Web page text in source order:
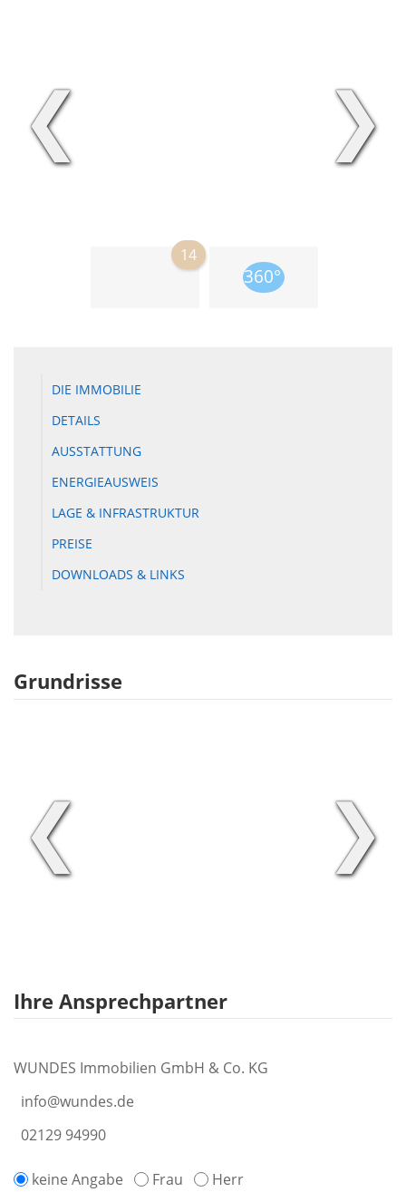
❮ ❯
14
DIE IMMOBILIE
DETAILS
AUSSTATTUNG
ENERGIEAUSWEIS
LAGE & INFRASTRUKTUR
PREISE
DOWNLOADS & LINKS
Grundrisse
❮ ❯
Ihre Ansprechpartner
WUNDES Immobilien GmbH & Co. KG
info@wundes.de
02129 94990
keine Angabe Frau Herr